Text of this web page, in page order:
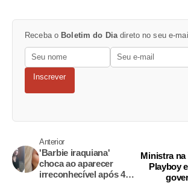
Receba o Boletim do Diadireto no seu e-
Inscrever
Anterior
'Barbie iraquiana'
choca ao aparecer
irreconhecível após 43
Ministra na
Playboy